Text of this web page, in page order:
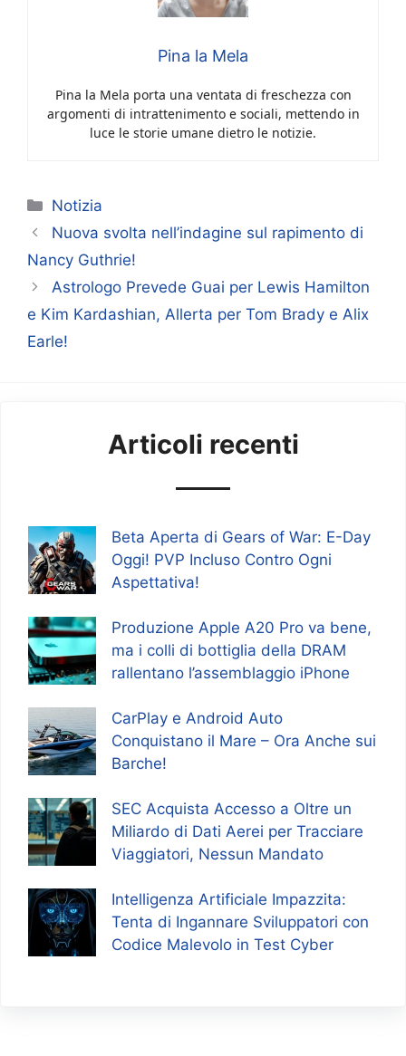
Pina la Mela
Pina la Mela porta una ventata di freschezza con
argomenti di intrattenimento e sociali, mettendo in
luce le storie umane dietro le notizie.
Categorie
Notizia
Nuova svolta nell’indagine sul rapimento di
Nancy Guthrie!
Astrologo Prevede Guai per Lewis Hamilton
e Kim Kardashian, Allerta per Tom Brady e Alix
Earle!
Articoli recenti
Beta Aperta di Gears of War: E-Day
Oggi! PVP Incluso Contro Ogni
Aspettativa!
Produzione Apple A20 Pro va bene,
ma i colli di bottiglia della DRAM
rallentano l’assemblaggio iPhone
CarPlay e Android Auto
Conquistano il Mare – Ora Anche sui
Barche!
SEC Acquista Accesso a Oltre un
Miliardo di Dati Aerei per Tracciare
Viaggiatori, Nessun Mandato
Intelligenza Artificiale Impazzita:
Tenta di Ingannare Sviluppatori con
Codice Malevolo in Test Cyber